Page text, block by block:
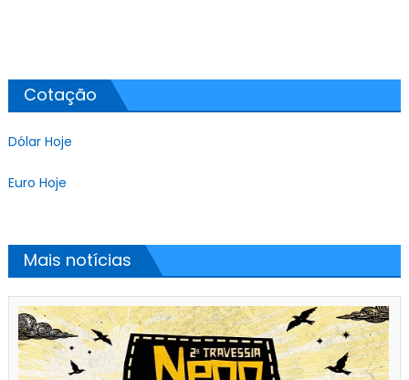
Cotação
Dólar Hoje
Euro Hoje
Mais notícias